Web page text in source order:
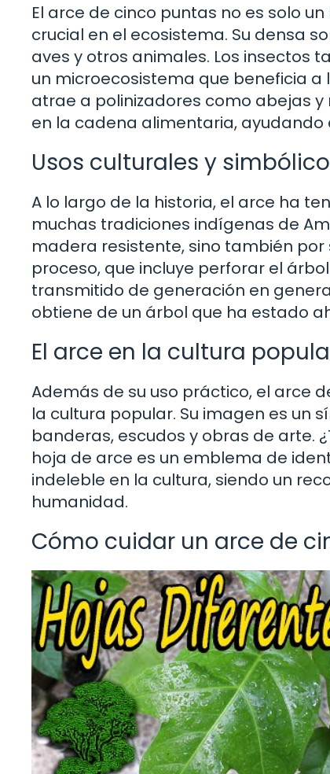
El arce de cinco puntas no es solo
crucial en el ecosistema. Su densa
aves y otros animales. Los insectos
un microecosistema que beneficia a
atrae a polinizadores como abejas
en la cadena alimentaria, ayudando
Usos culturales y
A lo largo de la historia, el arce ha
muchas tradiciones indígenas de
madera resistente, sino también
proceso, que incluye perforar el
transmitido de generación en
obtiene de un árbol que ha estado
El arce en la cultura
Además de su uso práctico, el arce
la cultura popular. Su imagen es un
banderas, escudos y obras de arte.
hoja de arce es un emblema de
indeleble en la cultura, siendo un
humanidad.
Cómo cuidar un arce de